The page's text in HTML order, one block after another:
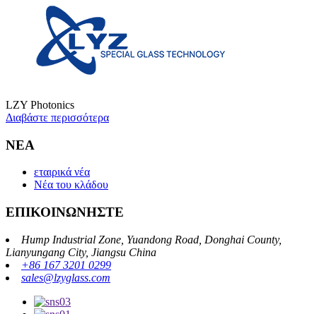
LZY Photonics
Διαβάστε περισσότερα
ΝΕΑ
εταιρικά νέα
Νέα του κλάδου
ΕΠΙΚΟΙΝΩΝΗΣΤΕ
Hump ​​Industrial Zone, Yuandong Road, Donghai County,
Lianyungang City, Jiangsu China
+86 167 3201 0299
sales@lzyglass.com